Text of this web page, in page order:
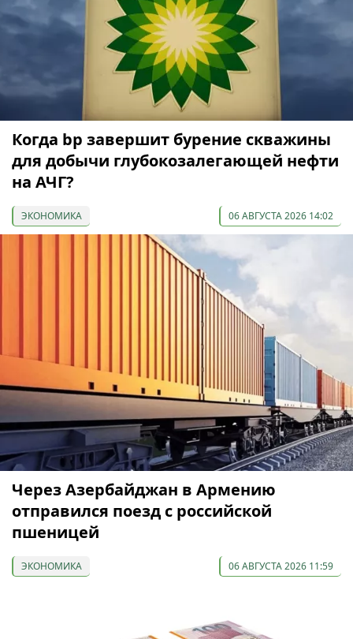
Когда bp завершит бурение скважины
для добычи глубокозалегающей нефти
на АЧГ?
ЭКОНОМИКА 06 АВГУСТА 2026 14:02
Через Азербайджан в Армению
отправился поезд с российской
пшеницей
ЭКОНОМИКА 06 АВГУСТА 2026 11:59